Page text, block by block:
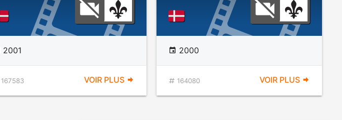
2001
167583 VOIR PLUS
2000
164080 VOIR PLUS